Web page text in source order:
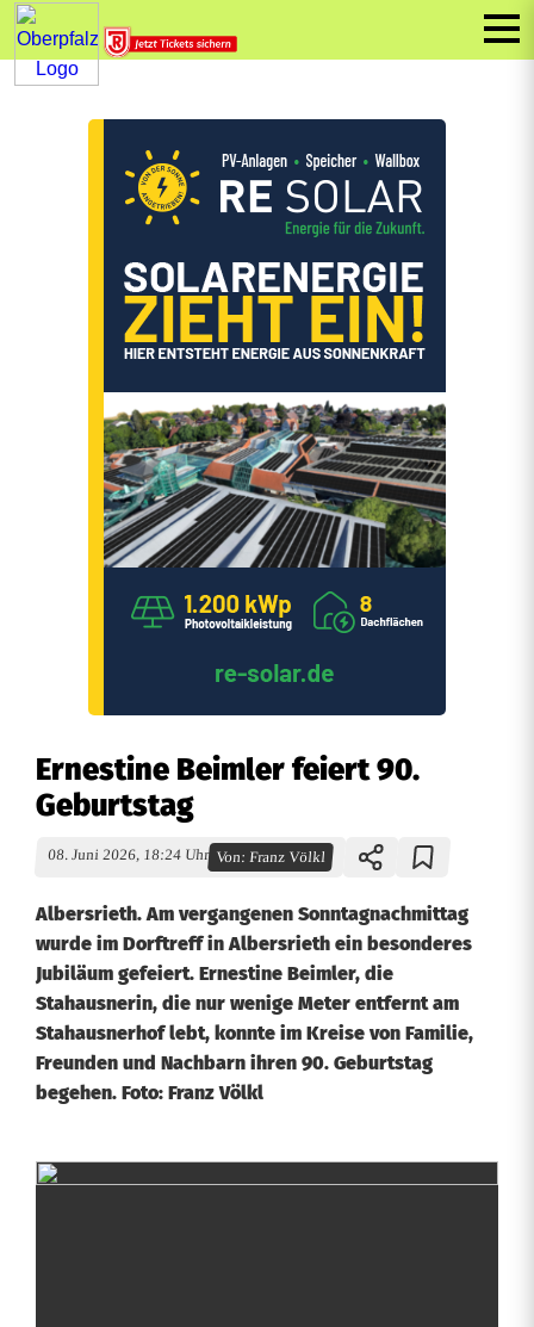
Ernestine Beimler feiert 90.
Geburtstag
08. Juni 2026, 18:24 Uhr Von:Franz Völkl
Albersrieth. Am vergangenen Sonntagnachmittag
wurde im Dorftreff in Albersrieth ein besonderes
Jubiläum gefeiert. Ernestine Beimler, die
Stahausnerin, die nur wenige Meter entfernt am
Stahausnerhof lebt, konnte im Kreise von Familie,
Freunden und Nachbarn ihren 90. Geburtstag
begehen. Foto: Franz Völkl
E